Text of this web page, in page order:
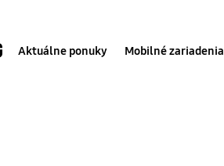
Aktuálne ponuky Mobilné zariadenia